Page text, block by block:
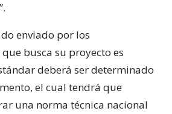
enviado por los
busca su proyecto es
deberá ser determinado
el cual tendrá que
una norma técnica nacional